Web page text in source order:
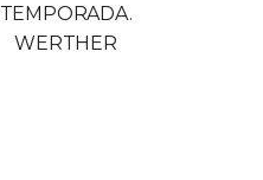
TEMPORADA.
WERTHER